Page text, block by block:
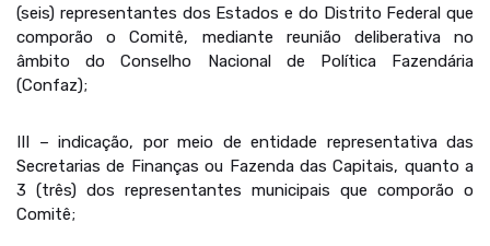
(seis) representantes dos Estados e do Distrito Federal que
comporão o Comitê, mediante reunião deliberativa no
âmbito do Conselho Nacional de Política Fazendária
(Confaz);
III – indicação, por meio de entidade representativa das
Secretarias de Finanças ou Fazenda das Capitais, quanto a
3 (três) dos representantes municipais que comporão o
Comitê;